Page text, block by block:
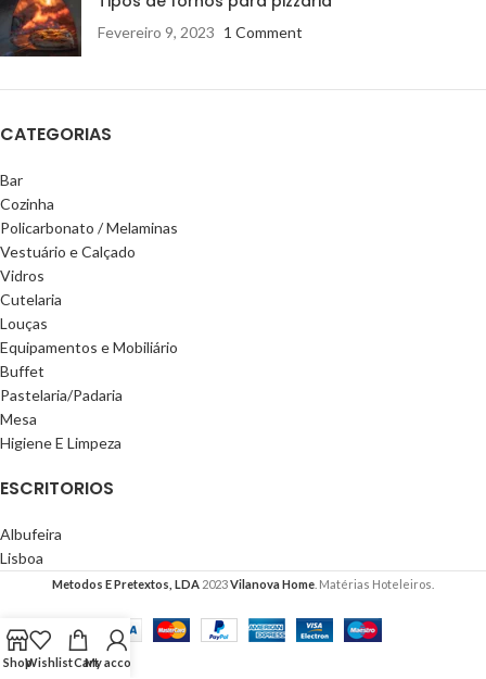
Fevereiro 9, 2023 1 Comment
CATEGORIAS
Bar
Cozinha
Policarbonato / Melaminas
Vestuário e Calçado
Vidros
Cutelaria
Louças
Equipamentos e Mobiliário
Buffet
Pastelaria/Padaria
Mesa
Higiene E Limpeza
ESCRITORIOS
Albufeira
Lisboa
Metodos E Pretextos, LDA 2023Vilanova Home . Matérias Hoteleiros.
ShopWishlistCartMy account